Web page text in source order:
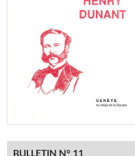
BULLETIN N° 11